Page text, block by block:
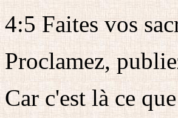
4:5 Faites vos
Proclamez,
Car c'est là ce